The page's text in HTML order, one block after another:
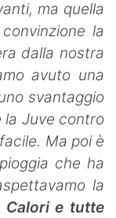
ma quella
la
dalla nostra
avuto una
svantaggio
la Juve contro
Ma poi è
che ha
la
e tutte